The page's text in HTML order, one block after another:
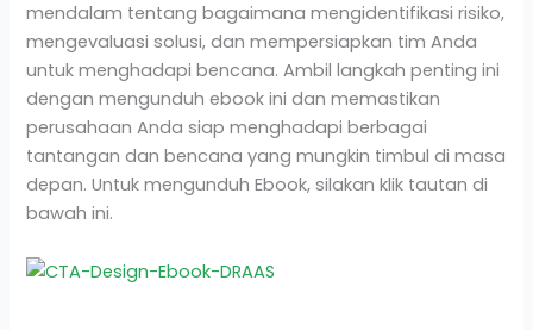
mendalam tentang bagaimana mengidentifikasi risiko,
mengevaluasi solusi, dan mempersiapkan tim Anda
untuk menghadapi bencana. Ambil langkah penting ini
dengan mengunduh ebook ini dan memastikan
perusahaan Anda siap menghadapi berbagai
tantangan dan bencana yang mungkin timbul di masa
depan. Untuk mengunduh Ebook, silakan klik tautan di
bawah ini.